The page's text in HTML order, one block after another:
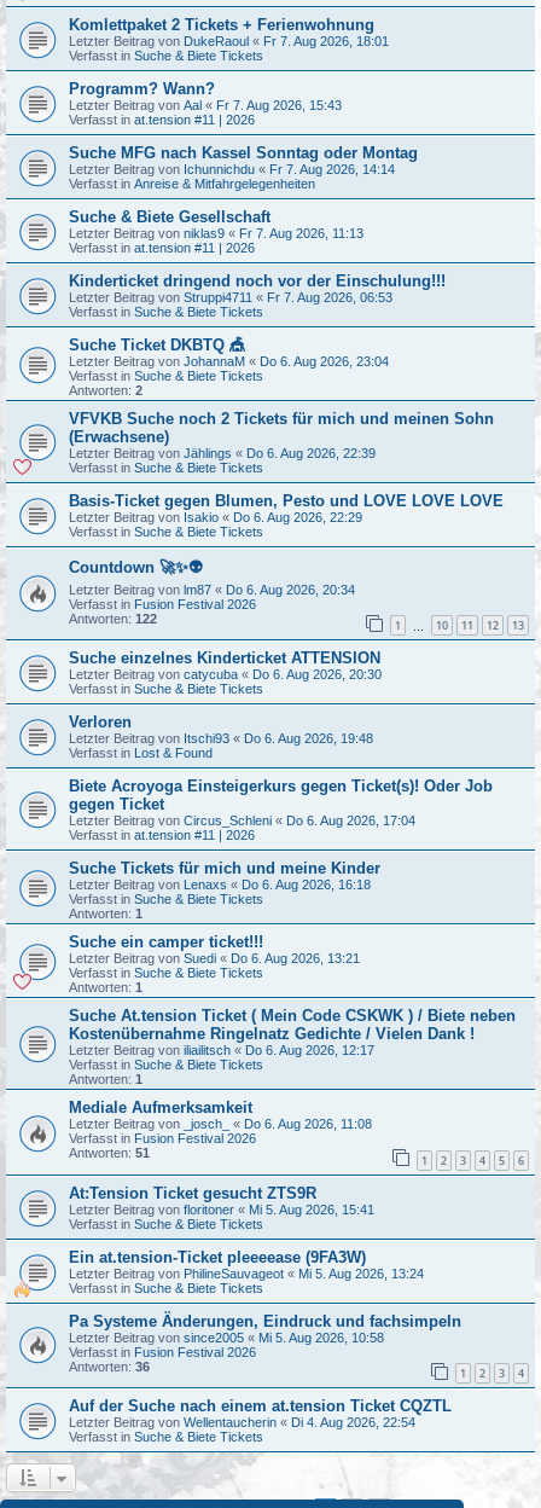
Komlettpaket 2 Tickets + Ferienwohnung
Letzter Beitrag von DukeRaoul « Fr 7. Aug 2026, 18:01
Verfasst in Suche & Biete Tickets
Programm? Wann?
Letzter Beitrag von Aal « Fr 7. Aug 2026, 15:43
Verfasst in at.tension #11 | 2026
Suche MFG nach Kassel Sonntag oder Montag
Letzter Beitrag von Ichunnichdu « Fr 7. Aug 2026, 14:14
Verfasst in Anreise & Mitfahrgelegenheiten
Suche & Biete Gesellschaft
Letzter Beitrag von niklas9 « Fr 7. Aug 2026, 11:13
Verfasst in at.tension #11 | 2026
Kinderticket dringend noch vor der Einschulung!!!
Letzter Beitrag von Struppi4711 « Fr 7. Aug 2026, 06:53
Verfasst in Suche & Biete Tickets
Suche Ticket DKBTQ 🎪
Letzter Beitrag von JohannaM « Do 6. Aug 2026, 23:04
Verfasst in Suche & Biete Tickets
Antworten: 2
VFVKB Suche noch 2 Tickets für mich und meinen Sohn
(Erwachsene)
Letzter Beitrag von Jählings « Do 6. Aug 2026, 22:39
Verfasst in Suche & Biete Tickets
Basis-Ticket gegen Blumen, Pesto und LOVE LOVE LOVE
Letzter Beitrag von Isakio « Do 6. Aug 2026, 22:29
Verfasst in Suche & Biete Tickets
Countdown 🚀✨👽
Letzter Beitrag von lm87 « Do 6. Aug 2026, 20:34
Verfasst in Fusion Festival 2026
Antworten: 122 1 10 11 12 13
Suche einzelnes Kinderticket ATTENSION
Letzter Beitrag von catycuba « Do 6. Aug 2026, 20:30
Verfasst in Suche & Biete Tickets
Verloren
Letzter Beitrag von Itschi93 « Do 6. Aug 2026, 19:48
Verfasst in Lost & Found
Biete Acroyoga Einsteigerkurs gegen Ticket(s)! Oder Job
gegen Ticket
Letzter Beitrag von Circus_Schleni « Do 6. Aug 2026, 17:04
Verfasst in at.tension #11 | 2026
Suche Tickets für mich und meine Kinder
Letzter Beitrag von Lenaxs « Do 6. Aug 2026, 16:18
Verfasst in Suche & Biete Tickets
Antworten: 1
Suche ein camper ticket!!!
Letzter Beitrag von Suedi « Do 6. Aug 2026, 13:21
Verfasst in Suche & Biete Tickets
Antworten: 1
Suche At.tension Ticket ( Mein Code CSKWK ) / Biete neben
Kostenübernahme Ringelnatz Gedichte / Vielen Dank !
Letzter Beitrag von iliailitsch « Do 6. Aug 2026, 12:17
Verfasst in Suche & Biete Tickets
Antworten: 1
Mediale Aufmerksamkeit
Letzter Beitrag von _josch_ « Do 6. Aug 2026, 11:08
Verfasst in Fusion Festival 2026
Antworten: 51 1 2 3 4 5 6
At:Tension Ticket gesucht ZTS9R
Letzter Beitrag von floritoner « Mi 5. Aug 2026, 15:41
Verfasst in Suche & Biete Tickets
Ein at.tension-Ticket pleeeease (9FA3W)
Letzter Beitrag von PhilineSauvageot « Mi 5. Aug 2026, 13:24
Verfasst in Suche & Biete Tickets
Pa Systeme Änderungen, Eindruck und fachsimpeln
Letzter Beitrag von since2005 « Mi 5. Aug 2026, 10:58
Verfasst in Fusion Festival 2026
Antworten: 36 1 2 3 4
Auf der Suche nach einem at.tension Ticket CQZTL
Letzter Beitrag von Wellentaucherin « Di 4. Aug 2026, 22:54
Verfasst in Suche & Biete Tickets